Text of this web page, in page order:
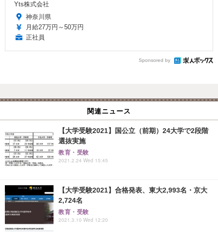
Yts株式会社
神奈川県
月給27万円～50万円
正社員
Sponsored by
関連ニュース
【大学受験2021】国公立（前期）24大学で2段階
選抜実施
教育・受験
2021.2.24 Wed 15:45
【大学受験2021】合格発表、東大2,993名・京大
2,724名
教育・受験
2021.3.10 Wed 12:20